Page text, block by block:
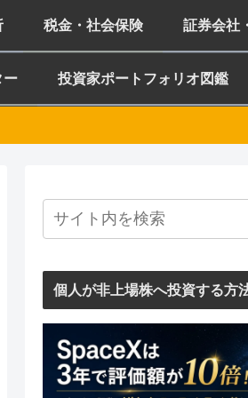
税金・社会保険 証券会社
ー 投資家ポートフォリオ図鑑
個人が非上場株へ投資する方